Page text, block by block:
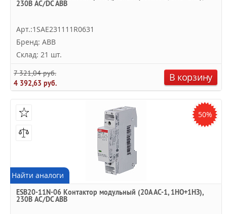
230В AC/DC ABB
Арт.:1SAE231111R0631
Бренд: ABB
Склад: 21 шт.
7 321,04 руб.
4 392,63 руб.
В корзину
50%
Найти аналоги
ESB20-11N-06 Контактор модульный (20А АС-1, 1НО+1НЗ),
230В AC/DC ABB